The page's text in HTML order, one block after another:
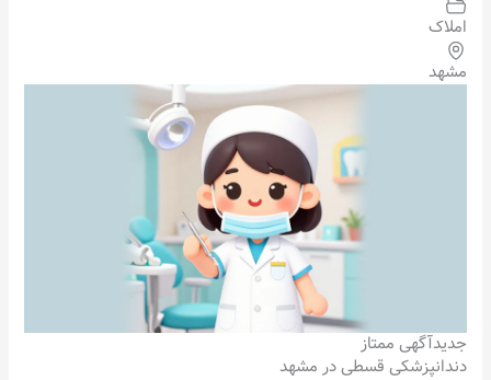
املاک
مشهد
جدیدآگهی ممتاز
دندانپزشکی قسطی در مشهد